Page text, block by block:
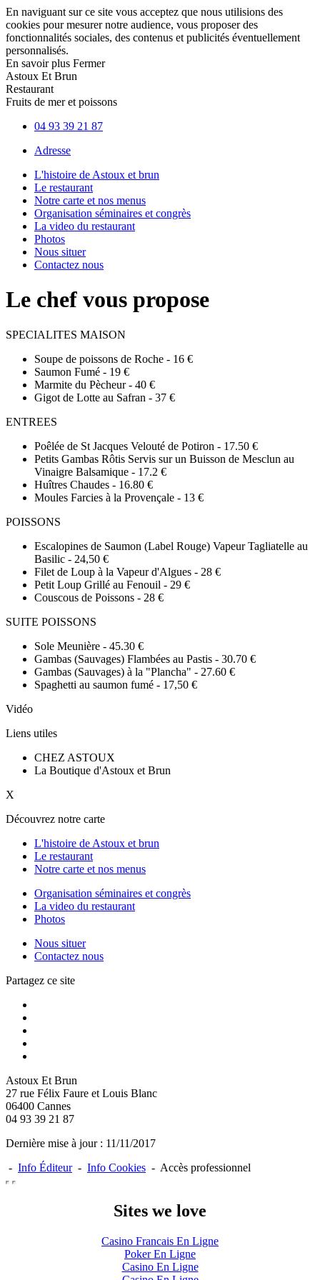
En naviguant sur ce site vous acceptez que nous utilisions des
cookies pour mesurer notre audience, vous proposer des
fonctionnalités sociales, des contenus et publicités éventuellement
personnalisés.
En savoir plus Fermer
Astoux Et Brun
Restaurant
Fruits de mer et poissons
04 93 39 21 87
Adresse
L'histoire de Astoux et brun
Le restaurant
Notre carte et nos menus
Organisation séminaires et congrès
La video du restaurant
Photos
Nous situer
Contactez nous
Le chef vous propose
SPECIALITES MAISON
Soupe de poissons de Roche - 16 €
Saumon Fumé - 19 €
Marmite du Pècheur - 40 €
Gigot de Lotte au Safran - 37 €
ENTREES
Poêlée de St Jacques Velouté de Potiron - 17.50 €
Petits Gambas Rôtis Servis sur un Buisson de Mesclun au
Vinaigre Balsamique - 17.2 €
Huîtres Chaudes - 16.80 €
Moules Farcies à la Provençale - 13 €
POISSONS
Escalopines de Saumon (Label Rouge) Vapeur Tagliatelle au
Basilic - 24,50 €
Filet de Loup à la Vapeur d'Algues - 28 €
Petit Loup Grillé au Fenouil - 29 €
Couscous de Poissons - 28 €
SUITE POISSONS
Sole Meunière - 45.30 €
Gambas (Sauvages) Flambées au Pastis - 30.70 €
Gambas (Sauvages) à la "Plancha" - 27.60 €
Spaghetti au saumon fumé - 17,50 €
Vidéo
Liens utiles
CHEZ ASTOUX
La Boutique d'Astoux et Brun
X
Découvrez notre carte
L'histoire de Astoux et brun
Le restaurant
Notre carte et nos menus
Organisation séminaires et congrès
La video du restaurant
Photos
Nous situer
Contactez nous
Partagez ce site
Astoux Et Brun
27 rue Félix Faure et Louis Blanc
06400 Cannes
04 93 39 21 87
Dernière mise à jour : 11/11/2017
- Info Éditeur- Info Cookies - Accès professionnel
Sites we love
Casino Francais En Ligne
Poker En Ligne
Casino En Ligne